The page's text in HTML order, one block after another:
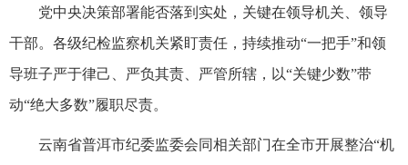
党中央决策部署能否落到实处，关键在领导机关、领导
干部。各级纪检监察机关紧盯责任，持续推动“一把手”和领
导班子严于律己、严负其责、严管所辖，以“关键少数”带
动“绝大多数”履职尽责。
云南省普洱市纪委监委会同相关部门在全市开展整治“机